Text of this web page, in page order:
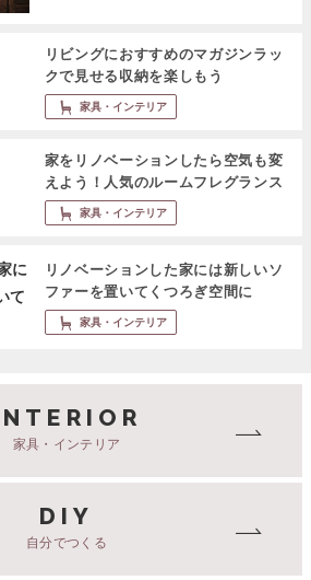
リビングにおすすめのマガジンラッ
クで見せる収納を楽しもう
家具・インテリア
家をリノベーションしたら空気も変
えよう！人気のルームフレグランス
家具・インテリア
リノベーションした家には新しいソ
ファーを置いてくつろぎ空間に
家具・インテリア
家具・インテリア
DIY
自分でつくる